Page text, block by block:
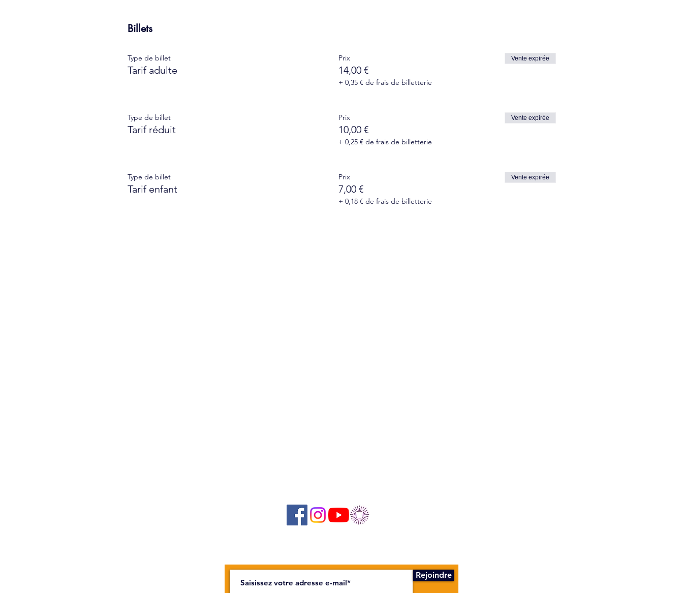
Billets
Type de billet
Tarif adulte
Prix
14,00 €
+ 0,35 € de frais de billetterie
Vente expirée
Type de billet
Tarif réduit
Prix
10,00 €
+ 0,25 € de frais de billetterie
Vente expirée
Type de billet
Tarif enfant
Prix
7,00 €
+ 0,18 € de frais de billetterie
Vente expirée
Rejoindre